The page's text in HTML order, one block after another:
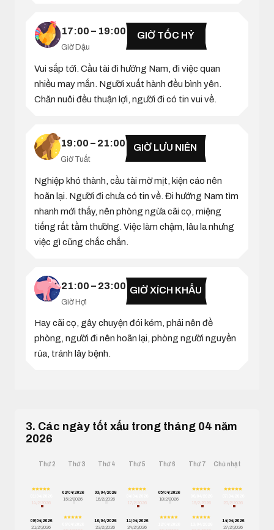
17:00 – 19:00
Giờ Dậu
GIỜ TỐC HỶ
Vui sắp tới. Cầu tài đi hướng Nam, đi việc quan
nhiều may mắn. Người xuất hành đều bình yên.
Chăn nuôi đều thuận lợi, người đi có tin vui về.
19:00 – 21:00
Giờ Tuất
GIỜ LƯU NIÊN
Nghiệp khó thành, cầu tài mờ mịt, kiện cáo nên
hoãn lại. Người đi chưa có tin về. Đi hướng Nam tìm
nhanh mới thấy, nên phòng ngừa cãi cọ, miệng
tiếng rất tầm thường. Việc làm chậm, lâu la nhưng
việc gì cũng chắc chắn.
21:00 – 23:00
Giờ Hợi
GIỜ XÍCH KHẨU
Hay cãi cọ, gây chuyện đói kém, phải nên đề
phòng, người đi nên hoãn lại, phòng người nguyền
rủa, tránh lây bệnh.
3. Các ngày tốt xấu trong tháng 04 năm
2026
Thứ 2 Thứ 3 Thứ 4 Thứ 5 Thứ 6 Thứ 7 Chủ nhật
14/2/2026
02/04/2026
15/2/2026
03/04/2026
16/2/2026
17/2/2026
05/04/2026
18/2/2026
19/2/2026
20/2/2026
08/04/2026
21/2/2026
10/04/2026
23/2/2026
11/04/2026
24/2/2026
14/04/2026
27/2/2026